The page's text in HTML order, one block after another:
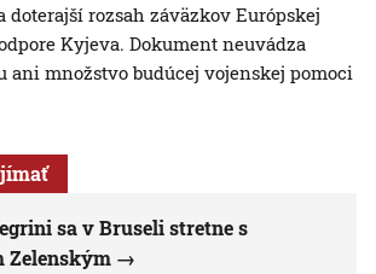
rozsah záväzkov Európskej
Kyjeva. Dokument neuvádza
ani množstvo budúcej vojenskej pomoci
sa v Bruseli stretne s
Zelenským